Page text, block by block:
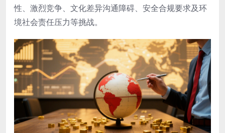
性、激烈竞争、文化差异沟通障碍、安全合规要求及环
境社会责任压力等挑战。